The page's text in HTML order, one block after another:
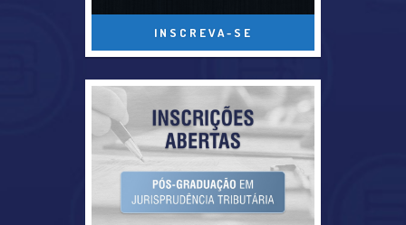
INSCREVA-SE